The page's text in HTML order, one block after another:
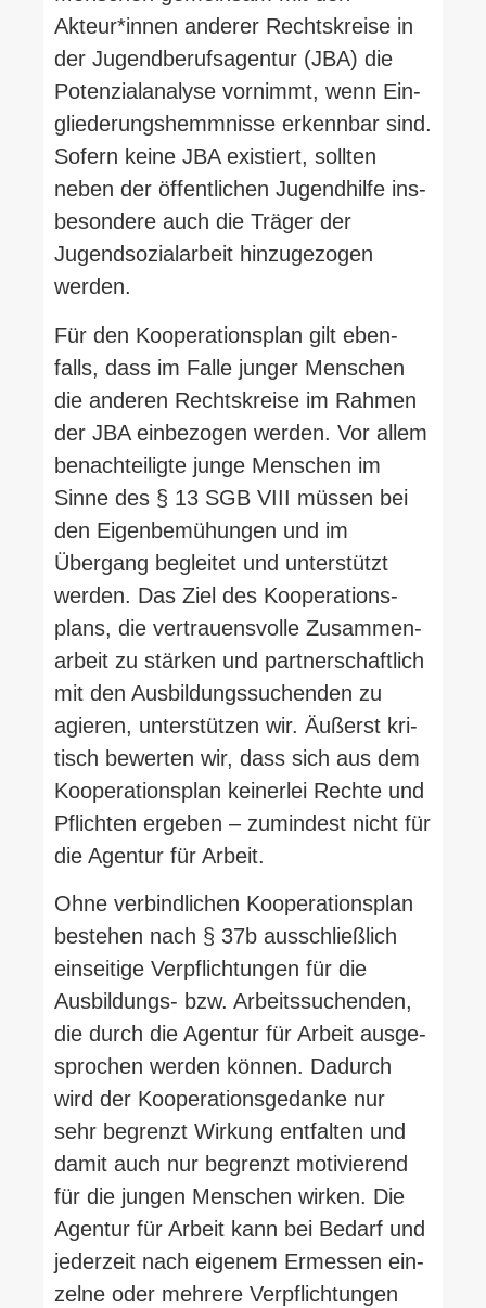
Akteur*innen anderer Rechts­kreise in
der Jugend­be­rufs­agentur (JBA) die
Poten­zi­al­analyse vor­nimmt, wenn Ein­
glie­de­rungs­hemm­nisse erkennbar sind.
Sofern keine JBA exis­tiert, sollten
neben der öffent­lichen Jugend­hilfe ins­
be­sondere auch die Träger der
Jugend­so­zi­al­arbeit hin­zu­ge­zogen
werden.
Für den Koope­ra­ti­onsplan gilt eben­
falls, dass im Falle junger Men­schen
die anderen Rechts­kreise im Rahmen
der JBA ein­be­zogen werden. Vor allem
benach­tei­ligte junge Men­schen im
Sinne des § 13 SGB VIII müssen bei
den Eigen­be­mü­hungen und im
Übergang begleitet und unter­stützt
werden. Das Ziel des Koope­ra­ti­ons­
plans, die ver­trau­ens­volle Zusam­men­
arbeit zu stärken und part­ner­schaftlich
mit den Aus­bil­dungs­su­chenden zu
agieren, unter­stützen wir. Äußerst kri­
tisch bewerten wir, dass sich aus dem
Koope­ra­ti­onsplan kei­nerlei Rechte und
Pflichten ergeben – zumindest nicht für
die Agentur für Arbeit.
Ohne ver­bind­lichen Koope­ra­ti­onsplan
bestehen nach § 37b aus­schließlich
ein­seitige Ver­pflich­tungen für die
Ausbildungs- bzw. Arbeits­su­chenden,
die durch die Agentur für Arbeit aus­ge­
sprochen werden können. Dadurch
wird der Koope­ra­ti­ons­ge­danke nur
sehr begrenzt Wirkung ent­falten und
damit auch nur begrenzt moti­vierend
für die jungen Men­schen wirken. Die
Agentur für Arbeit kann bei Bedarf und
jederzeit nach eigenem Ermessen ein­
zelne oder mehrere Ver­pflich­tungen